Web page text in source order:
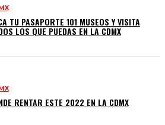
TU PASAPORTE 101 MUSEOS Y VISITA
LOS QUE PUEDAS EN LA CDMX
RENTAR ESTE 2022 EN LA CDMX